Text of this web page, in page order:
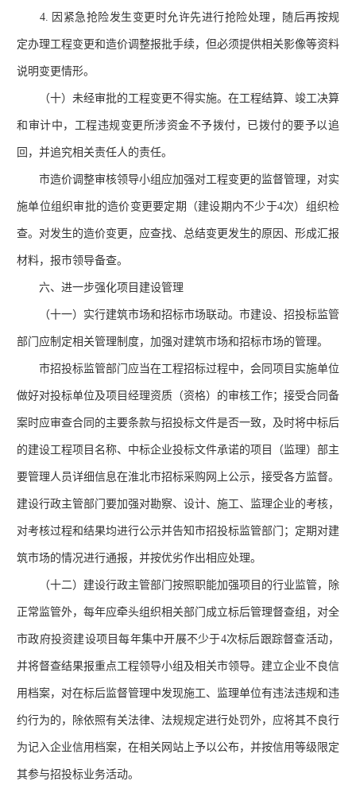
4. 因紧急抢险发生变更时允许先进行抢险处理，随后再按规
定办理工程变更和造价调整报批手续，但必须提供相关影像等资料
说明变更情形。
（十）未经审批的工程变更不得实施。在工程结算、竣工决算
和审计中，工程违规变更所涉资金不予拨付，已拨付的要予以追
回，并追究相关责任人的责任。
市造价调整审核领导小组应加强对工程变更的监督管理，对实
施单位组织审批的造价变更要定期（建设期内不少于4次）组织检
查。对发生的造价变更，应查找、总结变更发生的原因、形成汇报
材料，报市领导备查。
六、进一步强化项目建设管理
（十一）实行建筑市场和招标市场联动。市建设、招投标监管
部门应制定相关管理制度，加强对建筑市场和招标市场的管理。
市招投标监管部门应当在工程招标过程中，会同项目实施单位
做好对投标单位及项目经理资质（资格）的审核工作；接受合同备
案时应审查合同的主要条款与招投标文件是否一致，及时将中标后
的建设工程项目名称、中标企业投标文件承诺的项目（监理）部主
要管理人员详细信息在淮北市招标采购网上公示，接受各方监督。
建设行政主管部门要加强对勘察、设计、施工、监理企业的考核，
对考核过程和结果均进行公示并告知市招投标监管部门；定期对建
筑市场的情况进行通报，并按优劣作出相应处理。
（十二）建设行政主管部门按照职能加强项目的行业监管，除
正常监管外，每年应牵头组织相关部门成立标后管理督查组，对全
市政府投资建设项目每年集中开展不少于4次标后跟踪督查活动，
并将督查结果报重点工程领导小组及相关市领导。建立企业不良信
用档案，对在标后监督管理中发现施工、监理单位有违法违规和违
约行为的，除依照有关法律、法规规定进行处罚外，应将其不良行
为记入企业信用档案，在相关网站上予以公布，并按信用等级限定
其参与招投标业务活动。